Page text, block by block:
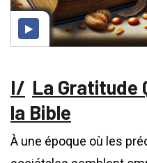
La Gratitude
la Bible
À une époque où les